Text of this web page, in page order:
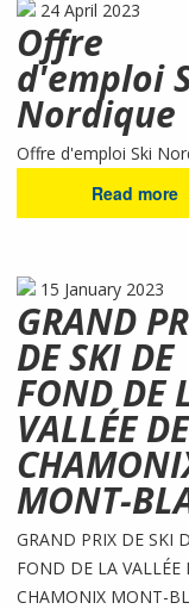
24 April 2023
Offre
d'emploi
Nordique
Offre d'emploi Ski
Read more
15 January 2023
GRAND
DE SKI DE
FOND DE
VALLÉE DE
MONT-
GRAND PRIX DE SKI
FOND DE LA VALLÉE
CHAMONIX MONT-